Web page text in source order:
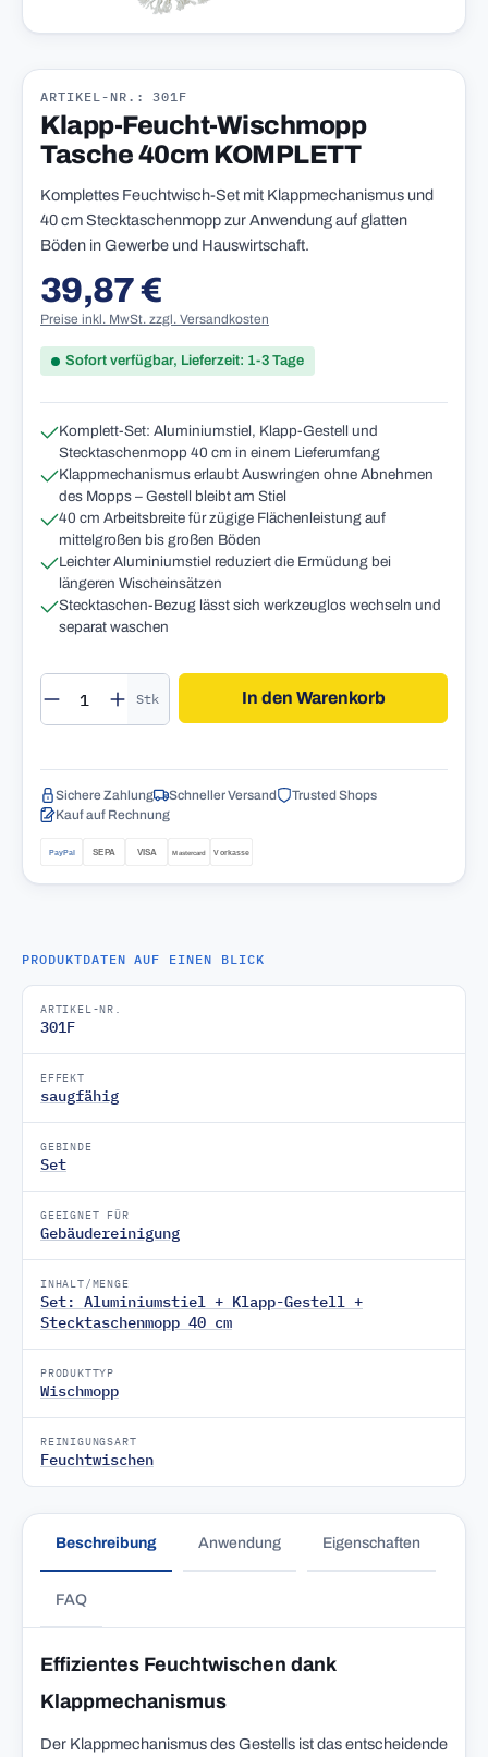
ARTIKEL-NR.: 301F
Klapp-Feucht-Wischmopp
Tasche 40cm KOMPLETT
Komplettes Feuchtwisch-Set mit Klappmechanismus und
40 cm Stecktaschenmopp zur Anwendung auf glatten
Böden in Gewerbe und Hauswirtschaft.
Regulärer Preis:
39,87 €
Preise inkl. MwSt. zzgl. Versandkosten
Sofort verfügbar, Lieferzeit: 1-3 Tage
Komplett-Set: Aluminiumstiel, Klapp-Gestell und
Stecktaschenmopp 40 cm in einem Lieferumfang
Klappmechanismus erlaubt Auswringen ohne Abnehmen
des Mopps – Gestell bleibt am Stiel
40 cm Arbeitsbreite für zügige Flächenleistung auf
mittelgroßen bis großen Böden
Leichter Aluminiumstiel reduziert die Ermüdung bei
längeren Wischeinsätzen
Stecktaschen-Bezug lässt sich werkzeuglos wechseln und
separat waschen
Produkt Anzahl: Gib den gewünschten
Stk In den Warenkorb
Sichere Zahlung Schneller Versand
Trusted Shops
Kauf auf Rechnung
PRODUKTDATEN AUF EINEN BLICK
ARTIKEL-NR.
301F
EFFEKT
saugfähig
GEBINDE
Set
GEEIGNET FÜR
Gebäudereinigung
INHALT/MENGE
Set: Aluminiumstiel + Klapp-Gestell +
Stecktaschenmopp 40 cm
PRODUKTTYP
Wischmopp
REINIGUNGSART
Feuchtwischen
Beschreibung Anwendung Eigenschaften
FAQ
Effizientes Feuchtwischen dank
Klappmechanismus
Der Klappmechanismus des Gestells ist das entscheidende